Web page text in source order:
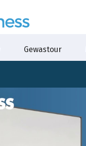
Gewastour